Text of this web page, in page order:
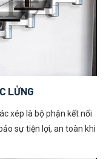
LỬNG
xép là bộ phận kết nối
sự tiện lợi, an toàn khi